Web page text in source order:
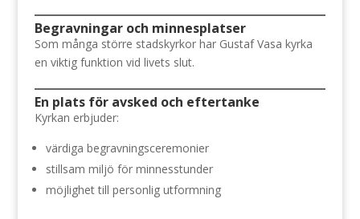
Begravningar och minnesplatser
Som många större stadskyrkor har Gustaf Vasa kyrka
en viktig funktion vid livets slut.
En plats för avsked och eftertanke
Kyrkan erbjuder:
värdiga begravningsceremonier
stillsam miljö för minnesstunder
möjlighet till personlig utformning